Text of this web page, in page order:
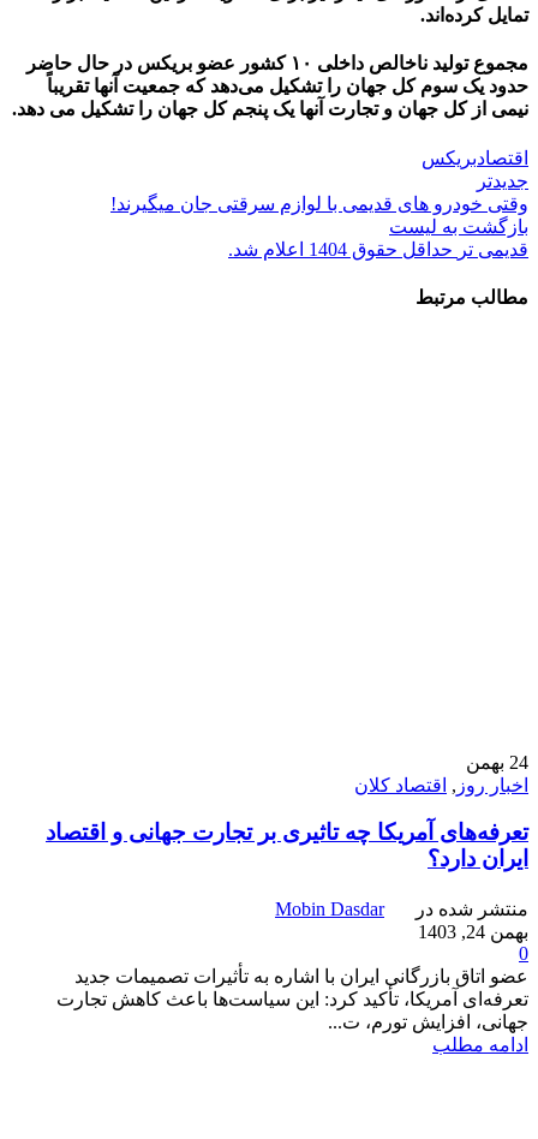
تمایل کرده‌اند.
مجموع تولید ناخالص داخلی ۱۰ کشور عضو بریکس در حال حاضر
حدود یک سوم کل جهان را تشکیل می‌دهد که جمعیت آنها تقریباً
نیمی از کل جهان و تجارت آنها یک پنجم کل جهان را تشکیل می دهد.
اقتصادبریکس
جدیدتر
وقتی خودرو های قدیمی با لوازم سرقتی جان میگیرند!
بازگشت به لیست
قدیمی تر حداقل حقوق 1404 اعلام شد.
مطالب مرتبط
24 بهمن
اخبار روز , اقتصاد کلان
تعرفه‌های آمریکا چه تاثیری بر تجارت جهانی و اقتصاد
ایران دارد؟
منتشر شده در
Mobin Dasdar
بهمن 24, 1403
0
عضو اتاق بازرگانی ایران با اشاره به تأثیرات تصمیمات جدید
تعرفه‌ای آمریکا، تأکید کرد: این سیاست‌ها باعث کاهش تجارت
جهانی، افزایش تورم، ت...
ادامه مطلب